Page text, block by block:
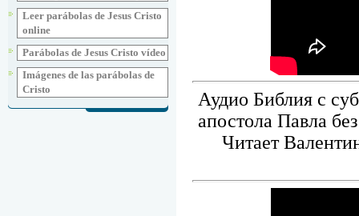
Leer parábolas de Jesus Cristo
online
Parábolas de Jesus Cristo vídeo
Imágenes de las parábolas de
Cristo
Аудио Библия с
апостола Павла
Читает